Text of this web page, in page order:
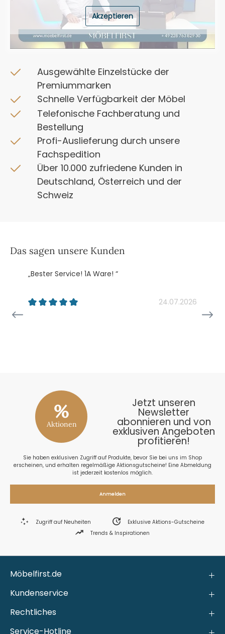
Akzeptieren
Ausgewählte Einzelstücke der
Premiummarken
Schnelle Verfügbarkeit der Möbel
Telefonische Fachberatung und
Bestellung
Profi-Auslieferung durch unsere
Fachspedition
Über 10.000 zufriedene Kunden in
Deutschland, Österreich und der
Schweiz
Das sagen unsere Kunden
„Bester Service! 1A Ware! “
24.07.2026
%
Aktionen
Jetzt unseren
Newsletter
abonnieren und von
exklusiven Angeboten
profitieren!
Sie haben exklusiven Zugriff auf Produkte, bevor Sie bei uns im Shop
erscheinen, und erhalten regelmäßige Aktionsgutscheine! Eine Abmeldung
ist jederzeit kostenlos möglich.
Anmelden
Zugriff auf Neuheiten
Exklusive Aktions-Gutscheine
Trends & Inspirationen
Möbelfirst.de
Kundenservice
Rechtliches
Service-Hotline